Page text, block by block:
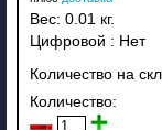
Вес: 0.01 кг.
Цифровой : Нет
Количество на
Количество: